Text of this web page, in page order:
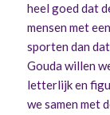
heel goed dat
mensen met
sporten dan
Gouda willen
letterlijk en
we samen met